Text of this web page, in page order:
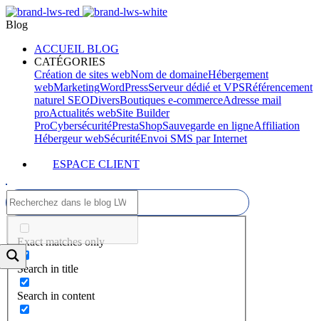
Blog
ACCUEIL BLOG
CATÉGORIES
Création de sites webNom de domaineHébergement
webMarketingWordPressServeur dédié et VPSRéférencement
naturel SEODiversBoutiques e-commerceAdresse mail
proActualités webSite Builder
ProCybersécuritéPrestaShopSauvegarde en ligneAffiliation
Hébergeur webSécuritéEnvoi SMS par Internet
ESPACE CLIENT
Exact matches only
Search in title
Search in content